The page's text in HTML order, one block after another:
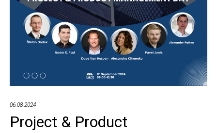
portfóliá
efektívne
a
prekážok
06.08.2024
Project & Product